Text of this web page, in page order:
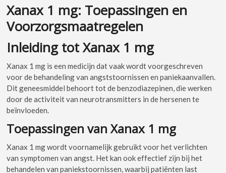
Xanax 1 mg: Toepassingen en
Voorzorgsmaatregelen
Inleiding tot Xanax 1 mg
Xanax 1 mg is een medicijn dat vaak wordt voorgeschreven
voor de behandeling van angststoornissen en paniekaanvallen.
Dit geneesmiddel behoort tot de benzodiazepinen, die werken
door de activiteit van neurotransmitters in de hersenen te
beïnvloeden.
Toepassingen van Xanax 1 mg
Xanax 1 mg wordt voornamelijk gebruikt voor het verlichten
van symptomen van angst. Het kan ook effectief zijn bij het
behandelen van paniekstoornissen, waarbij patiënten last